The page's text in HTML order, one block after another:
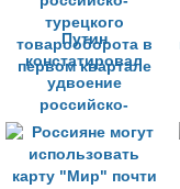
Путин
констатировал
удвоение
российско-
турецкого
товарооборота в
первом квартале